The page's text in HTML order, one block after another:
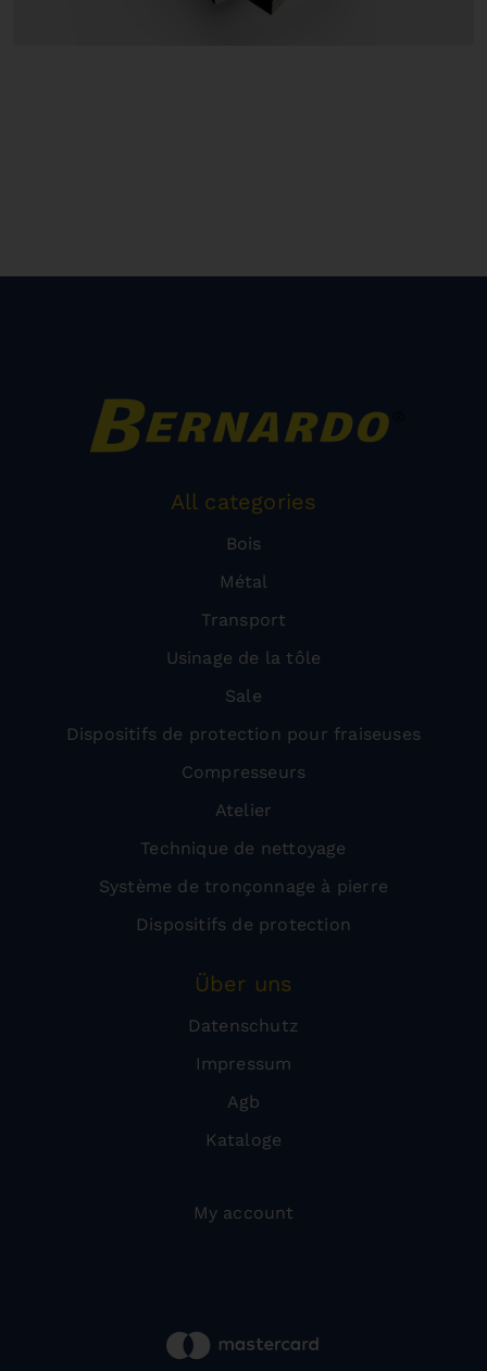
All categories
Bois
Métal
Transport
Usinage de la tôle
Sale
Dispositifs de protection pour fraiseuses
Compresseurs
Atelier
Technique de nettoyage
Système de tronçonnage à pierre
Dispositifs de protection
Über uns
Datenschutz
Impressum
Agb
Kataloge
My account